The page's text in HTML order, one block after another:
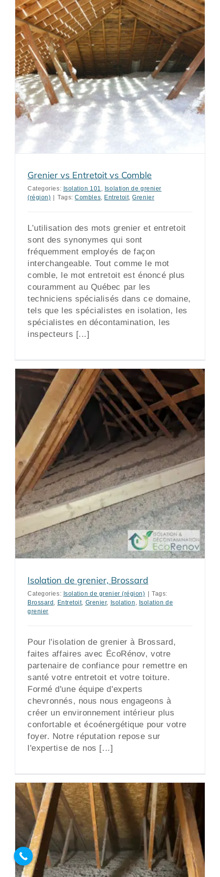
Grenier vs Entretoit vs Comble
Categories: Isolation 101 , Isolation de grenier
(région)
Tags:Combles, Entretoit,Grenier
L’utilisation des mots grenier et entretoit
sont des synonymes qui sont
fréquemment employés de façon
interchangeable. Tout comme le mot
comble, le mot entretoit est énoncé plus
couramment au Québec par les
techniciens spécialisés dans ce domaine,
tels que les spécialistes en isolation, les
spécialistes en décontamination, les
inspecteurs [...]
Isolation de grenier, Brossard
Categories: Isolation de grenier (région)
Tags:
Brossard , Entretoit, Grenier, Isolation , Isolation de
grenier
Pour l'isolation de grenier à Brossard,
faites affaires avec ÉcoRénov, votre
partenaire de confiance pour remettre en
santé votre entretoit et votre toiture.
Formé d'une équipe d'experts
chevronnés, nous nous engageons à
créer un environnement intérieur plus
confortable et écoénergétique pour votre
foyer. Notre réputation repose sur
l'expertise de nos [...]